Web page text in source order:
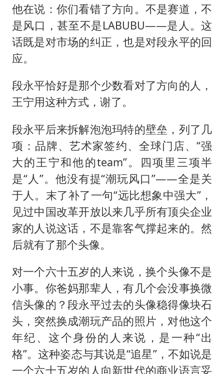
他在说：你们看错了方向。不是赛道，不
是风口，甚至不是LABUBU——是人。这
话既是对市场的纠正，也是对段永平的回
应。
段永平恰好是那个少数看对了方向的人，
王宁用这种方式，谢了。
段永平后来拆解泡泡玛特的壁垒，列了几
项：品牌、艺术家签约、全球门店、“强
大的王宁和他的team”。四项里三项半
是“人”。他没有提“潮玩风口”——全是关
于人。末了补了一句“远比想象中强大”，
见过中国改革开放以来几乎所有顶尖企业
家的人说这话，不是靠客气撑起来的。然
后就有了那个头像。
对一个六十五岁的人来说，换个头像不是
小事。你爸妈那辈人，有几个会没事换微
信头像的？段永平过去的头像稳得像块石
头，突然换成潮玩产品的照片，对他这个
年纪、这个身份的人来说，是一种“出
格”。这种姿态与其说是“追星”，不如说是
一个六十五岁的人向新世代的商业语言妥